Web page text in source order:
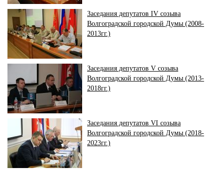
Заседания депутатов IV созыва
Волгоградской городской Думы (2008-
2013гг.)
Заседания депутатов V созыва
Волгоградской городской Думы (2013-
2018гг.)
Заседания депутатов VI созыва
Волгоградской городской Думы (2018-
2023гг.)